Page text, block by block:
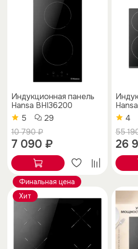
Индукционная панель
Hansa BHI36200
5
29
10 790 ₽
7 090 ₽
4
55
26
Финальная цена
Хит